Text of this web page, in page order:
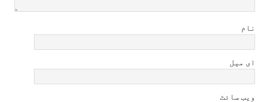
نام
ای میل
ویب سائٹ